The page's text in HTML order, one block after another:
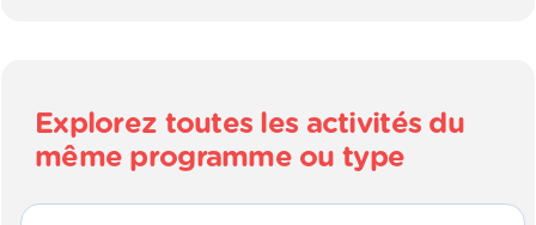
Explorez toutes les activités du
même programme ou type